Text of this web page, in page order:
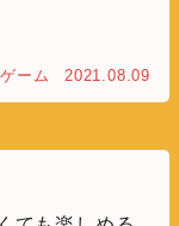
ゲーム 2021.08.09